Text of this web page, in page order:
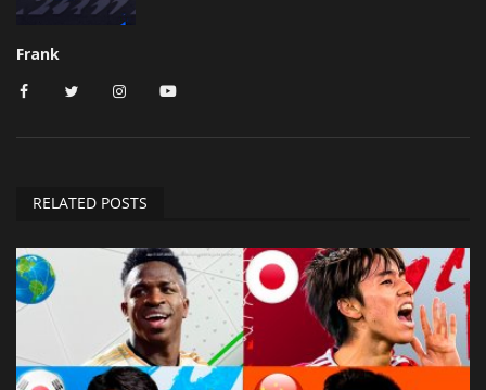
Frank
RELATED POSTS